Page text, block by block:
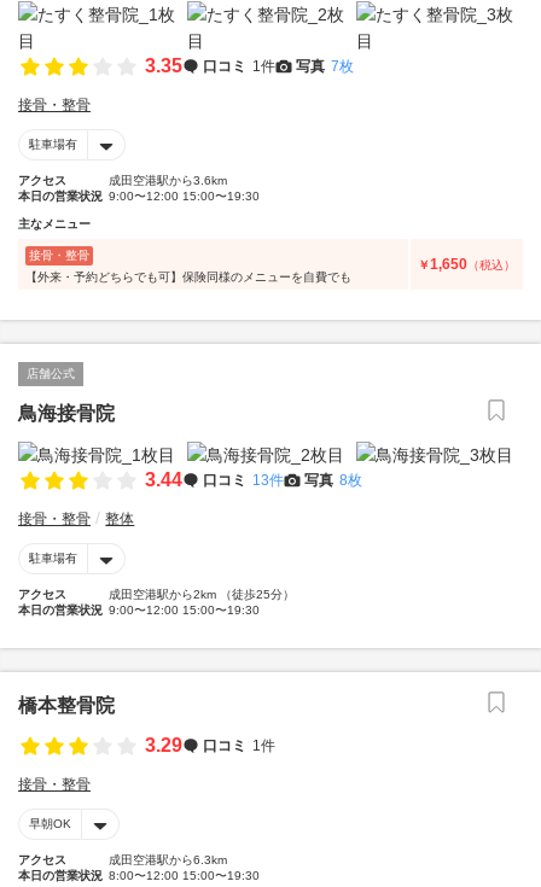
3.35 口コミ 1件 写真 7枚
接骨・整骨
駐車場有
アクセス
成田空港駅から3.6km
本日の営業状況 9:00〜12:00 15:00〜19:30
主なメニュー
接骨・整骨
【外来・予約どちらでも可】保険同様のメニューを自費でも
￥1,650 （税込）
店舗公式
鳥海接骨院
3.44 口コミ 13件 写真 8枚
接骨・整骨 整体
駐車場有
アクセス
成田空港駅から2km （徒歩25分）
本日の営業状況 9:00〜12:00 15:00〜19:30
橋本整骨院
3.29
口コミ 1件
接骨・整骨
早朝OK
アクセス
成田空港駅から6.3km
本日の営業状況 8:00〜12:00 15:00〜19:30